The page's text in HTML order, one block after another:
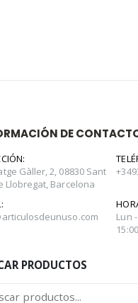
DE
Gàller, 2, 08830 Sant
Llobregat, Barcelona
Lun
PRODUCTOS